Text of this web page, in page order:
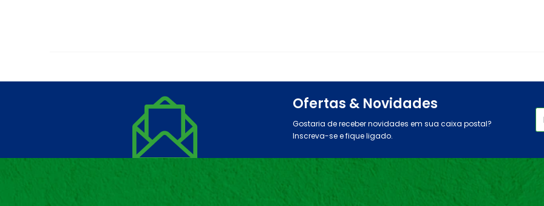
Ofertas & Novidades
Gostaria de receber novidades em sua caixa postal?
Inscreva-se e fique ligado.